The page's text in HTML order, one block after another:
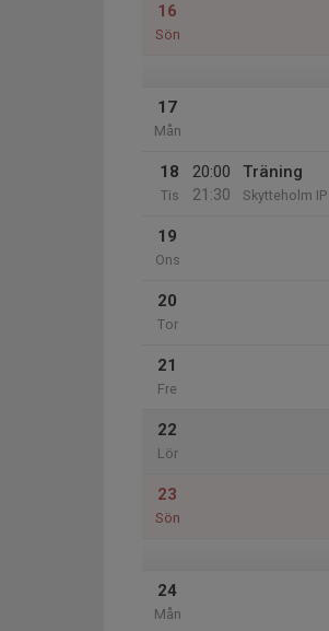
16
Sön
17
Mån
18
Tis
20:00
21:30
Träning
Skytteholm IP
19
Ons
20
Tor
21
Fre
22
Lör
23
Sön
24
Mån